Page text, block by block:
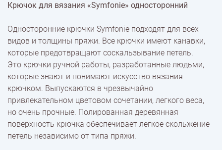
% Скидки
Доставка
Оплата
Крючок для вязания «Symfonie» односторонний
Односторонние крючки Symfonie подходят для всех
видов и толщины пряжи. Все крючки имеют канавки,
которые предотвращают соскальзывание петель.
Это крючки ручной работы, разработанные людьми,
которые знают и понимают искусство вязания
крючком. Выпускаются в чрезвычайно
привлекательном цветовом сочетании, легкого веса,
но очень прочные. Полированная деревянная
поверхность крючка обеспечивает легкое скольжение
петель независимо от типа пряжи.